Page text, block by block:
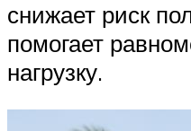
снижает риск
помогает
нагрузку.